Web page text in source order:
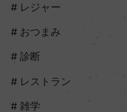
レジャー
おつまみ
診断
レストラン
雑学